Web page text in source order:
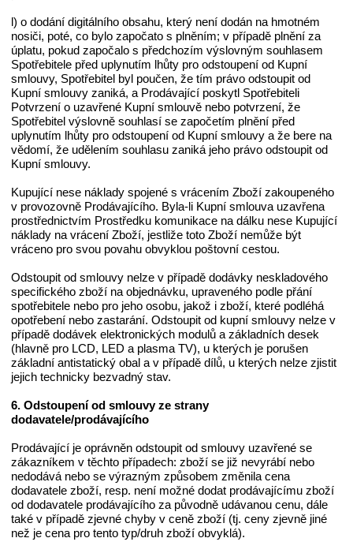
l) o dodání digitálního obsahu, který není dodán na hmotném
nosiči, poté, co bylo započato s plněním; v případě plnění za
úplatu, pokud započalo s předchozím výslovným souhlasem
Spotřebitele před uplynutím lhůty pro odstoupení od Kupní
smlouvy, Spotřebitel byl poučen, že tím právo odstoupit od
Kupní smlouvy zaniká, a Prodávající poskytl Spotřebiteli
Potvrzení o uzavřené Kupní smlouvě nebo potvrzení, že
Spotřebitel výslovně souhlasí se započetím plnění před
uplynutím lhůty pro odstoupení od Kupní smlouvy a že bere na
vědomí, že udělením souhlasu zaniká jeho právo odstoupit od
Kupní smlouvy.
Kupující nese náklady spojené s vrácením Zboží zakoupeného
v provozovně Prodávajícího. Byla-li Kupní smlouva uzavřena
prostřednictvím Prostředku komunikace na dálku nese Kupující
náklady na vrácení Zboží, jestliže toto Zboží nemůže být
vráceno pro svou povahu obvyklou poštovní cestou.
Odstoupit od smlouvy nelze v případě dodávky neskladového
specifického zboží na objednávku, upraveného podle přání
spotřebitele nebo pro jeho osobu, jakož i zboží, které podléhá
opotřebení nebo zastarání. Odstoupit od kupní smlouvy nelze v
případě dodávek elektronických modulů a základních desek
(hlavně pro LCD, LED a plasma TV), u kterých je porušen
základní antistatický obal a v případě dílů, u kterých nelze zjistit
jejich technicky bezvadný stav.
6. Odstoupení od smlouvy ze strany
dodavatele/prodávajícího
Prodávající je oprávněn odstoupit od smlouvy uzavřené se
zákazníkem v těchto případech: zboží se již nevyrábí nebo
nedodává nebo se výrazným způsobem změnila cena
dodavatele zboží, resp. není možné dodat prodávajícímu zboží
od dodavatele prodávajícího za původně udávanou cenu, dále
také v případě zjevné chyby v ceně zboží (tj. ceny zjevně jiné
než je cena pro tento typ/druh zboží obvyklá).